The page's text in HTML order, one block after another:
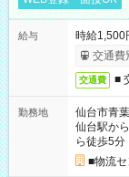
給与
時給1,500
交通費
交通費 ■
勤務地
仙台市青
仙台駅か
ら徒歩5分
■物流